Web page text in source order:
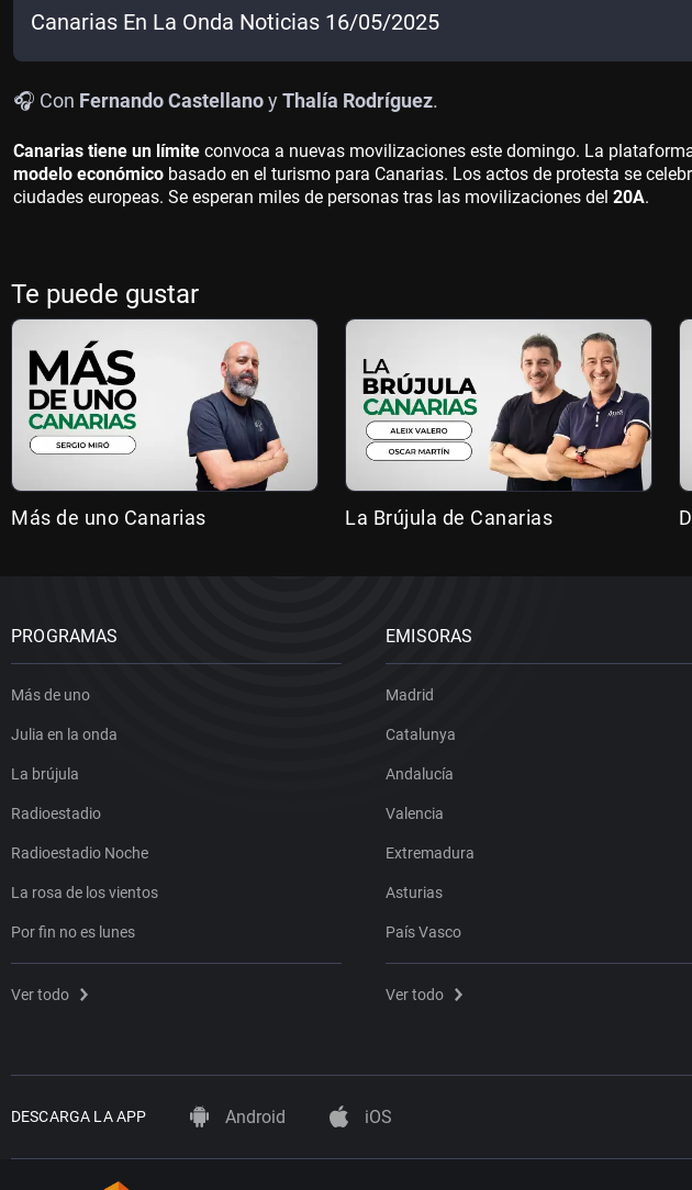
Canarias En La Onda Noticias 16/05/2025
🎧 Con Fernando CastellanoyThalía Rodríguez.
Canarias tiene un límite convoca a nuevas movilizaciones este domingo. La
modelo económico basado en el turismo para Canarias. Los actos de protesta se
ciudades europeas. Se esperan miles de personas tras las movilizaciones del 20A.
Te puede gustar
Más de uno Canarias La Brújula de Canarias
PROGRAMAS
Más de uno
Julia en la onda
La brújula
Radioestadio
Radioestadio Noche
La rosa de los vientos
Por fin no es lunes
Ver todo
EMISORAS
Madrid
Catalunya
Andalucía
Valencia
Extremadura
Asturias
País Vasco
Ver todo
DESCARGA LA APP Android iOS